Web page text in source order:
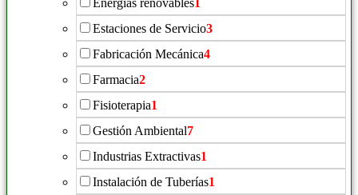
Estaciones de Servicio3
Fabricación Mecánica4
Farmacia2
Fisioterapia1
Gestión Ambiental7
Industrias Extractivas1
Instalación de Tuberías1